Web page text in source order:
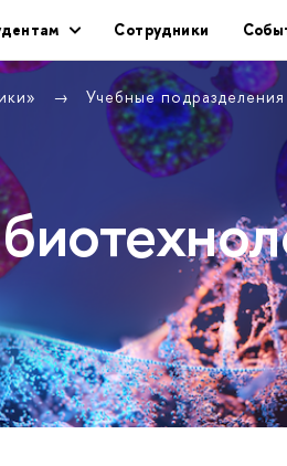
Сотрудники
Учебные подразделения